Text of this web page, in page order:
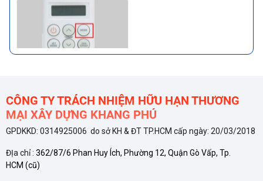
DỤNG CHẾ ĐỘ HIỆU QUẢ
Chế độ MODE trên máy lạnh
mức tiêu thụ điện năng và
nâng cao sự tiện nghi, sử dụng
bỉ
TÍNH NĂNG TỰ ĐỘNG LÀM
SẠCH CỦA CÁC THƯƠNG
CÔNG TY TRÁCH NHIỆM HỮU HẠN THƯƠNG
MẠI XÂY DỰNG KHANG PHÚ
GPDKKD: 0314925006 do sở KH & ĐT TP.HCM cấp ngày: 20/03/2018
ĐỊa chỉ : 362/87/6 Phan Huy Ích, Phường 12, Quận Gò Vấp, Tp.
HCM (cũ)